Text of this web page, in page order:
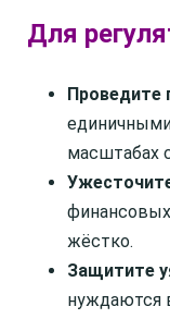
Для
Проведите
масштабах
жёстко.
Защитите
нуждаются